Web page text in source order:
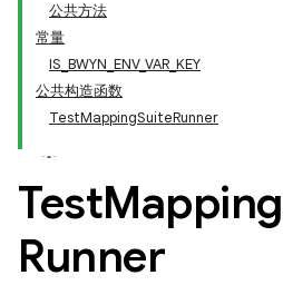
公共方法
常量
IS_BWYN_ENV_VAR_KEY
公共构造函数
TestMappingSuiteRunner
TestMapping
Runner